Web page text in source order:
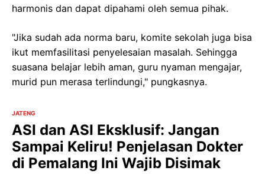
harmonis dan dapat dipahami oleh semua pihak.
"Jika sudah ada norma baru, komite sekolah juga bisa
ikut memfasilitasi penyelesaian masalah. Sehingga
suasana belajar lebih aman, guru nyaman mengajar,
murid pun merasa terlindungi," pungkasnya.
JATENG
ASI dan ASI Eksklusif: Jangan
Sampai Keliru! Penjelasan Dokter
di Pemalang Ini Wajib Disimak